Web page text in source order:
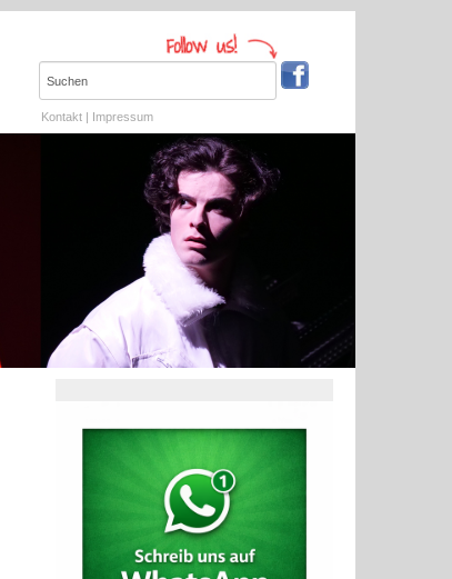
Kontakt | Impressum